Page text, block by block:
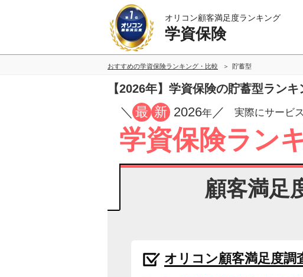
オリコン顧客満足度ランキング
学資保険
おすすめの学資保険ランキング・比較 貯蓄型
【2026年】学資保険の貯蓄型ラン
／ 最 新 2026年 ／ 実際にサービ
学資保険ラン
顧客満足
オリコン顧客満足度調